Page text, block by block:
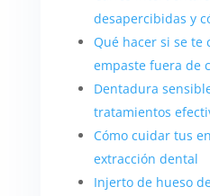
desapercibidas y
Qué hacer si se te
empaste fuera de
Dentadura
tratamientos
Cómo cuidar tus
extracción dental
Injerto de hueso